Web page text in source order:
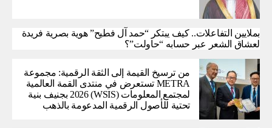
بملايين التفاعلات.. كيف يبتكر “حمد آل فطيح” هوية بصرية فريدة
لعشاق الشعر عبر حسابه “حاولت”؟
من ترسيخ القيمة إلى الثقة الرقمية: مجموعة
METRA تستعرض في منتدى القمة العالمية
لمجتمع المعلومات (WSIS) 2026 بجنيف بنية
تحتية للأصول الرقمية المدعومة بالذهب